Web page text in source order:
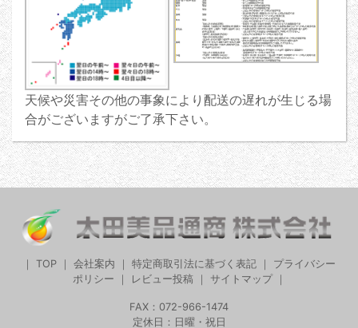
天候や災害その他の事象により配送の遅れが生じる場
合がございますがご了承下さい。
TOP 会社案内 特定商取引法に基づく表記
プライバシー
ポリシー
レビュー投稿｜ サイトマップ｜
FAX：072-966-1474
定休日：日曜・祝日